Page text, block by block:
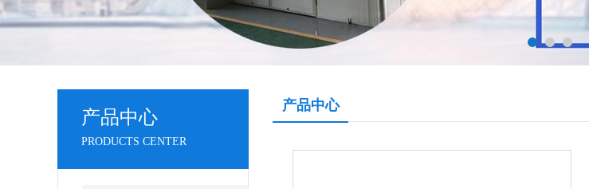
产品中心
PRODUCTS CENTER
产品中心